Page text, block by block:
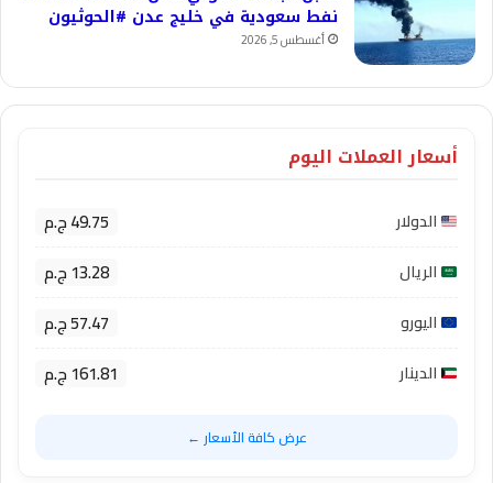
نفط سعودية في خليج عدن #الحوثيون
أغسطس 5, 2026
أسعار العملات اليوم
الدولار 49.75 ج.م
الريال 13.28 ج.م
اليورو 57.47 ج.م
الدينار 161.81 ج.م
عرض كافة الأسعار ←